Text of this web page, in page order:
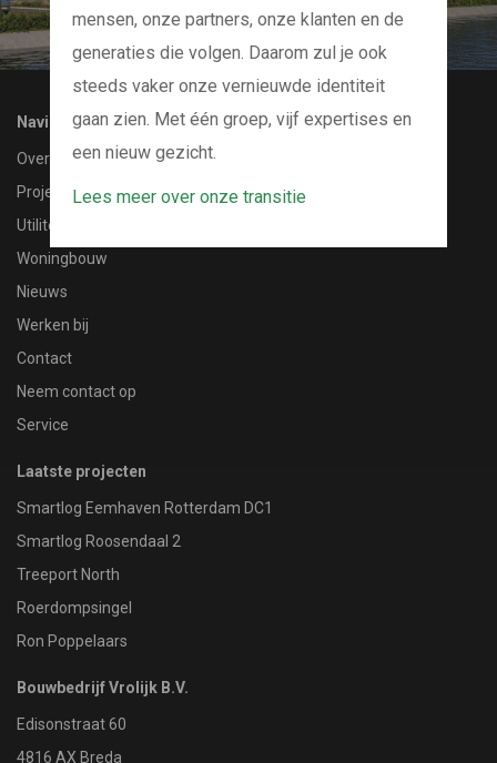
Navigatie
Over ons
Projecten
Utiliteitsbouw
Woningbouw
Nieuws
Werken bij
Contact
Neem contact op
Service
Laatste projecten
Smartlog Eemhaven Rotterdam DC1
Smartlog Roosendaal 2
Treeport North
Roerdompsingel
Ron Poppelaars
Bouwbedrijf Vrolijk B.V.
Edisonstraat 60
4816 AX Breda
mensen, onze partners, onze klanten en de
generaties die volgen. Daarom zul je ook
steeds vaker onze vernieuwde identiteit
gaan zien. Met één groep, vijf expertises en
een nieuw gezicht.
Lees meer over onze transitie